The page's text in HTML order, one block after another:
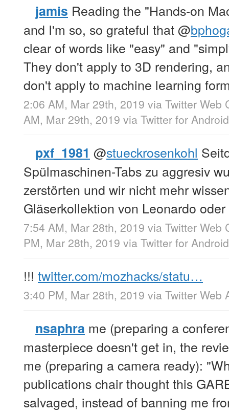
jamis Reading the "Hands-on
and I'm so, so grateful that@
clear of words like "easy" and
They don't apply to 3D rendering,
don't apply to machine learning
2:06 AM, Mar 29th, 2019 via Twitter Web
AM, Mar 29th, 2019 via Twitter for Android
pxf_1981 @stueckrosenkohl
Spülmaschinen-Tabs zu aggresiv
zerstörten und wir nicht mehr
Gläserkollektion von Leonardo
7:54 AM, Mar 28th, 2019 via Twitter Web
PM, Mar 28th, 2019 via Twitter for Android
!!! twitter.com/mozhacks/statu…
3:40 PM, Mar 28th, 2019 via Twitter Web
nsaphra me (preparing a
masterpiece doesn't get in, the
me (preparing a camera ready):
publications chair thought this
salvaged, instead of banning me